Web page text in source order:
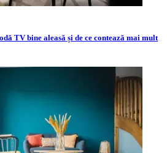
TV bine aleasă și de ce contează mai mult